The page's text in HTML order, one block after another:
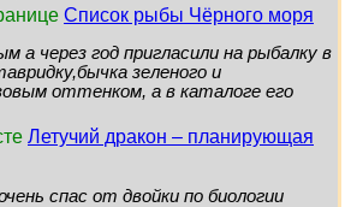
Список рыбы Чёрного моря
а через год пригласили на рыбалку в
зеленого и
оттенком, а в каталоге его
Летучий дракон – планирующая
спас от двойки по биологии